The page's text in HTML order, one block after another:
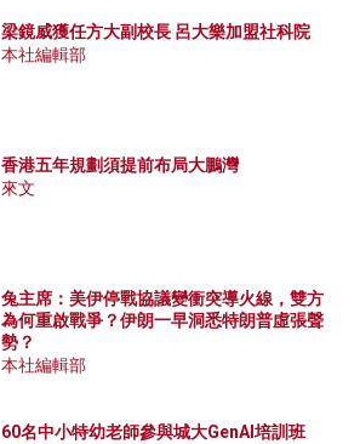
梁鏡威獲任方大副校長 呂大樂加盟社科院
本社編輯部
香港五年規劃須提前布局大鵬灣
來文
兔主席：美伊停戰協議變衝突導火線，雙方
為何重啟戰爭？伊朗一早洞悉特朗普虛張聲
勢？
本社編輯部
60名中小特幼老師參與城大GenAI培訓班